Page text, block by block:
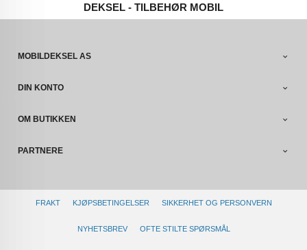
DEKSEL - TILBEHØR MOBIL
MOBILDEKSEL AS
DIN KONTO
OM BUTIKKEN
PARTNERE
FRAKT KJØPSBETINGELSER SIKKERHET OG PERSONVERN
NYHETSBREV OFTE STILTE SPØRSMÅL